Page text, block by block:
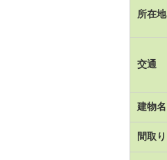
所在地
交通
建物名
間取り